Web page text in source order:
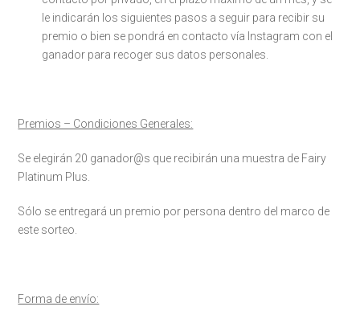
le indicarán los siguientes pasos a seguir para recibir su
premio o bien se pondrá en contacto vía Instagram con el
ganador para recoger sus datos personales.
Premios – Condiciones Generales:
Se elegirán 20 ganador@s que recibirán una muestra de Fairy
Platinum Plus.
Sólo se entregará un premio por persona dentro del marco de
este sorteo.
Forma de envío: